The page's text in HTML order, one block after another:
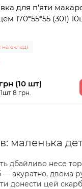
для п'яти
170*55*55 (301)
складі
(10 шт)
8 грн.
маленька
дбайливо несе
акуратно, двома
донести цей